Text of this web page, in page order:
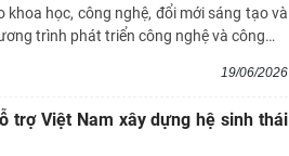
học, công nghệ, đổi mới sáng tạo và
trình phát triển công nghệ và công…
19/06/2026
trợ Việt Nam xây dựng hệ sinh thái